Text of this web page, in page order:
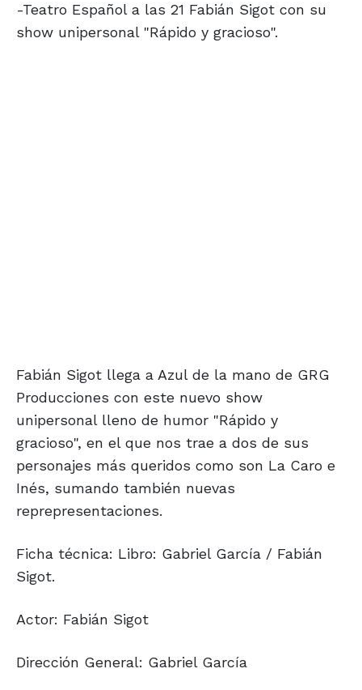
-Teatro Español a las 21 Fabián Sigot con su
show unipersonal "Rápido y gracioso".
Fabián Sigot llega a Azul de la mano de GRG
Producciones con este nuevo show
unipersonal lleno de humor "Rápido y
gracioso", en el que nos trae a dos de sus
personajes más queridos como son La Caro e
Inés, sumando también nuevas
reprepresentaciones.
Ficha técnica: Libro: Gabriel García / Fabián
Sigot.
Actor: Fabián Sigot
Dirección General: Gabriel García